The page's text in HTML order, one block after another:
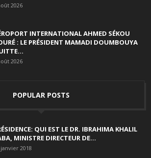
2026
INTERNATIONAL AHMED SÉKOU
: LE PRÉSIDENT MAMADI DOUMBOUYA
2026
POPULAR POSTS
QUI EST LE DR. IBRAHIMA KHALIL
MINISTRE DIRECTEUR DE...
janvier 2018